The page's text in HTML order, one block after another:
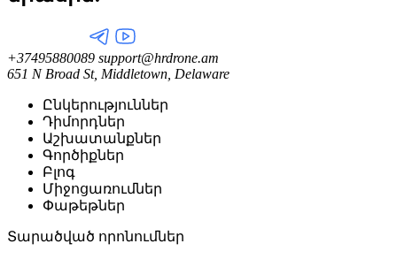
+37495880089 support@hrdrone.am
651 N Broad St, Middletown, Delaware
Ընկերություններ
Դիմորդներ
Աշխատանքներ
Գործիքներ
Բլոգ
Միջոցառումներ
Փաթեթներ
Տարածված որոնումներ